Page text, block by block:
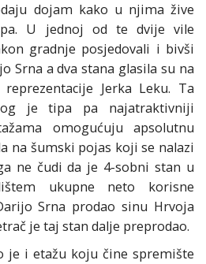
dojam kako u njima žive
U jednoj od te dvije vile
gradnje posjedovali i bivši
Srna a dva stana glasila su na
Jerka Leku. Ta
je tipa pa najatraktivniji
omogućuju apsolutnu
na šumski pojas koji se nalazi
ne čudi da je 4-sobni stan u
ukupne neto korisne
Srna prodao sinu Hrvoja
je taj stan dalje preprodao.
je i etažu koju čine spremište